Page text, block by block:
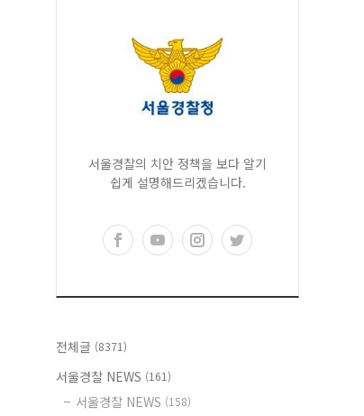
서울경찰의 치안 정책을 보다 알기
쉽게 설명해드리겠습니다.
전체글 (8371)
서울경찰 NEWS (161)
서울경찰 NEWS (158)